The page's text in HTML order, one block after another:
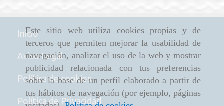
Este sitio web utiliza cookies propias y de
terceros que permiten mejorar la usabilidad de
navegación, analizar el uso de la web y mostrar
publicidad relacionada con tus preferencias
sobre la base de un perfil elaborado a partir de
tus hábitos de navegación (por ejemplo, páginas
Inicio
Aviso Legal
Política de cookies
Política de Privacidad